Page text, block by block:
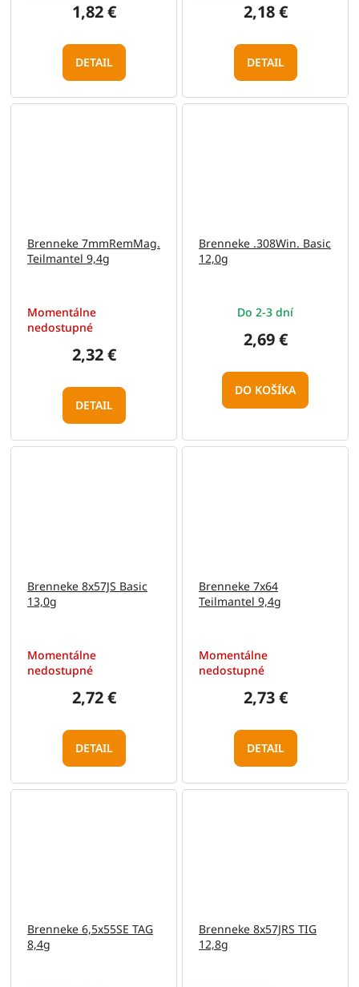
1,82 €
DETAIL
2,18 €
DETAIL
Brenneke 7mmRemMag.
Teilmantel 9,4g
Momentálne
nedostupné
2,32 €
DETAIL
Brenneke .308Win. Basic
12,0g
Do 2-3 dní
2,69 €
DO KOŠÍKA
Brenneke 8x57JS Basic
13,0g
Momentálne
nedostupné
2,72 €
DETAIL
Brenneke 7x64
Teilmantel 9,4g
Momentálne
nedostupné
2,73 €
DETAIL
Brenneke 6,5x55SE TAG
8,4g
Brenneke 8x57JRS TIG
12,8g